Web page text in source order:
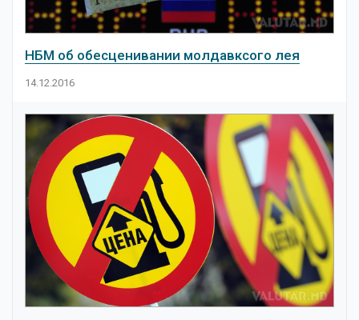
НБМ об обесценивании молдавксого лея
14.12.2016